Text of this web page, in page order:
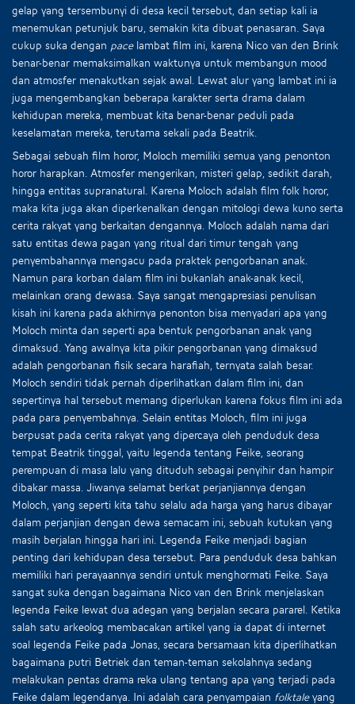
gelap yang tersembunyi di desa kecil tersebut, dan setiap kali ia
menemukan petunjuk baru, semakin kita dibuat penasaran. Saya
cukup suka dengan pacelambat film ini, karena Nico van den Brink
benar-benar memaksimalkan waktunya untuk membangun mood
dan atmosfer menakutkan sejak awal. Lewat alur yang lambat ini ia
juga mengembangkan beberapa karakter serta drama dalam
kehidupan mereka, membuat kita benar-benar peduli pada
keselamatan mereka, terutama sekali pada Beatrik.
Sebagai sebuah film horor, Moloch memiliki semua yang penonton
horor harapkan. Atmosfer mengerikan, misteri gelap, sedikit darah,
hingga entitas supranatural. Karena Moloch adalah film folk horor,
maka kita juga akan diperkenalkan dengan mitologi dewa kuno serta
cerita rakyat yang berkaitan dengannya. Moloch adalah nama dari
satu entitas dewa pagan yang ritual dari timur tengah yang
penyembahannya mengacu pada praktek pengorbanan anak.
Namun para korban dalam film ini bukanlah anak-anak kecil,
melainkan orang dewasa. Saya sangat mengapresiasi penulisan
kisah ini karena pada akhirnya penonton bisa menyadari apa yang
Moloch minta dan seperti apa bentuk pengorbanan anak yang
dimaksud. Yang awalnya kita pikir pengorbanan yang dimaksud
adalah pengorbanan fisik secara harafiah, ternyata salah besar.
Moloch sendiri tidak pernah diperlihatkan dalam film ini, dan
sepertinya hal tersebut memang diperlukan karena fokus film ini ada
pada para penyembahnya. Selain entitas Moloch, film ini juga
berpusat pada cerita rakyat yang dipercaya oleh penduduk desa
tempat Beatrik tinggal, yaitu legenda tentang Feike, seorang
perempuan di masa lalu yang dituduh sebagai penyihir dan hampir
dibakar massa. Jiwanya selamat berkat perjanjiannya dengan
Moloch, yang seperti kita tahu selalu ada harga yang harus dibayar
dalam perjanjian dengan dewa semacam ini, sebuah kutukan yang
masih berjalan hingga hari ini. Legenda Feike menjadi bagian
penting dari kehidupan desa tersebut. Para penduduk desa bahkan
memiliki hari perayaannya sendiri untuk menghormati Feike. Saya
sangat suka dengan bagaimana Nico van den Brink menjelaskan
legenda Feike lewat dua adegan yang berjalan secara pararel. Ketika
salah satu arkeolog membacakan artikel yang ia dapat di internet
soal legenda Feike pada Jonas, secara bersamaan kita diperlihatkan
bagaimana putri Betriek dan teman-teman sekolahnya sedang
melakukan pentas drama reka ulang tentang apa yang terjadi pada
Feike dalam legendanya. Ini adalah cara penyampaian folktaleyang